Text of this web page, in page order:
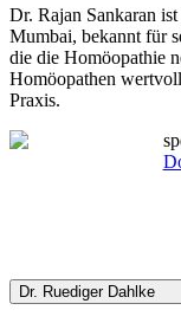
Dr. Rajan Sankaran
Mumbai, bekannt für
die die Homöopathie
Homöopathen
Praxis.
Dr. Ruediger Dahlke